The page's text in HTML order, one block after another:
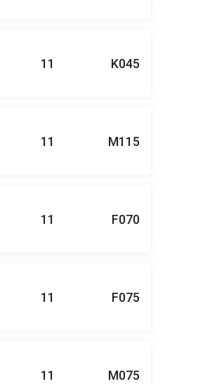
11 K045
11 M115
11 F070
11 F075
11 M075